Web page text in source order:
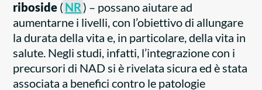
riboside ( NR) – possano aiutare ad
aumentarne i livelli, con l’obiettivo di allungare
la durata della vita e, in particolare, della vita in
salute. Negli studi, infatti, l’integrazione con i
precursori di NAD si è rivelata sicura ed è stata
associata a benefici contro le patologie